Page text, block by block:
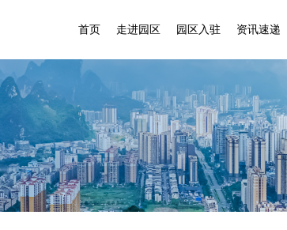
首页 走进园区 园区入驻 资讯速递